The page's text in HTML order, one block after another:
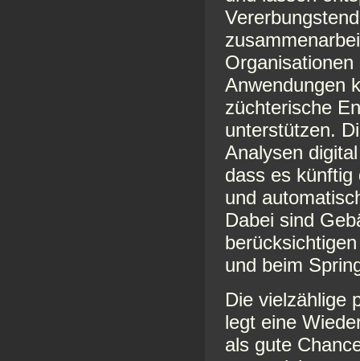
Anwendungen
züchterische
unterstützen.
Analysen
dass es künftig
und
Dabei sind
und beim
Die vielzählige
legt eine
als gute